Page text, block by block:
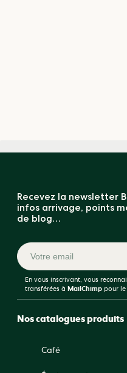
Nos catalogues produits
Café
Recevez la newsletter
infos arrivage, points
de blog…
En vous inscrivant, vous
transférées à MailChimppour le